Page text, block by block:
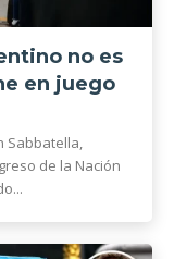
no es
en juego
Sabbatella,
de la Nación